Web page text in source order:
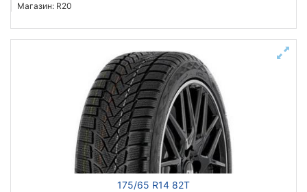
Магазин: R20
175/65 R14 82T